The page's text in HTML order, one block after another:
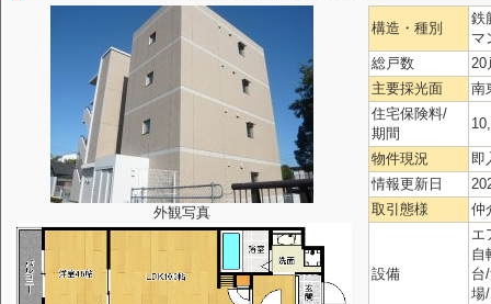
外観写真
構造・種別
鉄
マ
総戸数
20
主要採光面
南
住宅保険料/
期間
物件現況
即
情報更新日
取引態様
仲
設備
エ
自
台
場